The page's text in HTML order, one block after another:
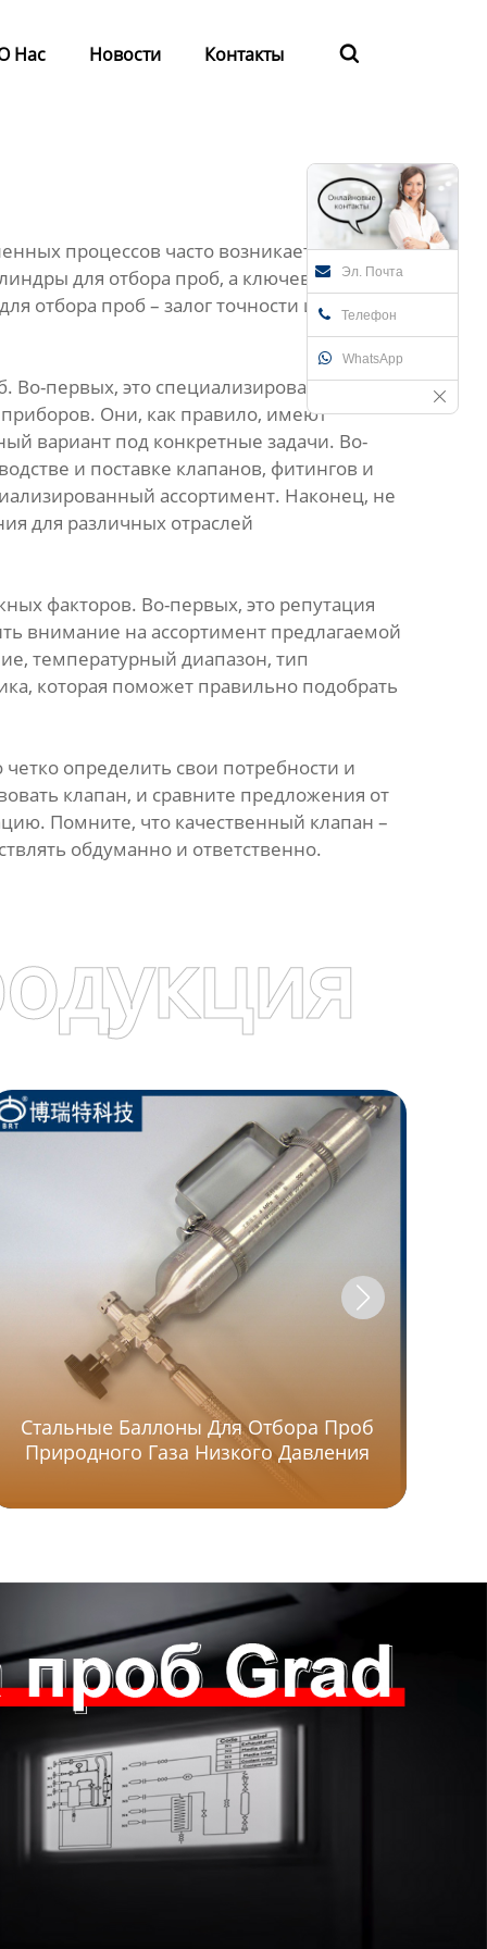
Нас Новости Контакты 
Эл. Почта
Телефон
WhatsApp
процессов часто возникает
для отбора проб, а ключевым
отбора проб – залог точности и
Во-первых, это специализированные
Они, как правило, имеют
вариант под конкретные задачи. Во-
и поставке клапанов, фитингов и
ассортимент. Наконец, не
для различных отраслей
факторов. Во-первых, это репутация
внимание на ассортимент предлагаемой
температурный диапазон, тип
которая поможет правильно подобрать
определить свои потребности и
клапан, и сравните предложения от
Помните, что качественный клапан –
обдуманно и ответственно.
Стальные Баллоны Для Отбора Проб
Природного Газа Низкого Давления